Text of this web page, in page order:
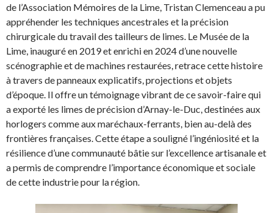
de l’Association Mémoires de la Lime, Tristan Clemenceau a pu
appréhender les techniques ancestrales et la précision
chirurgicale du travail des tailleurs de limes. Le Musée de la
Lime, inauguré en 2019 et enrichi en 2024 d’une nouvelle
scénographie et de machines restaurées, retrace cette histoire
à travers de panneaux explicatifs, projections et objets
d’époque. Il offre un témoignage vibrant de ce savoir-faire qui
a exporté les limes de précision d’Arnay-le-Duc, destinées aux
horlogers comme aux maréchaux-ferrants, bien au-delà des
frontières françaises. Cette étape a souligné l’ingéniosité et la
résilience d’une communauté bâtie sur l’excellence artisanale et
a permis de comprendre l’importance économique et sociale
de cette industrie pour la région.